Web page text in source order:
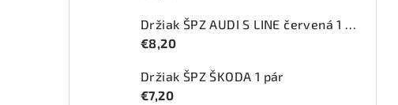
Držiak ŠPZ AUDI S LINE červená 1 pár
€8,20
Držiak ŠPZ ŠKODA 1 pár
€7,20